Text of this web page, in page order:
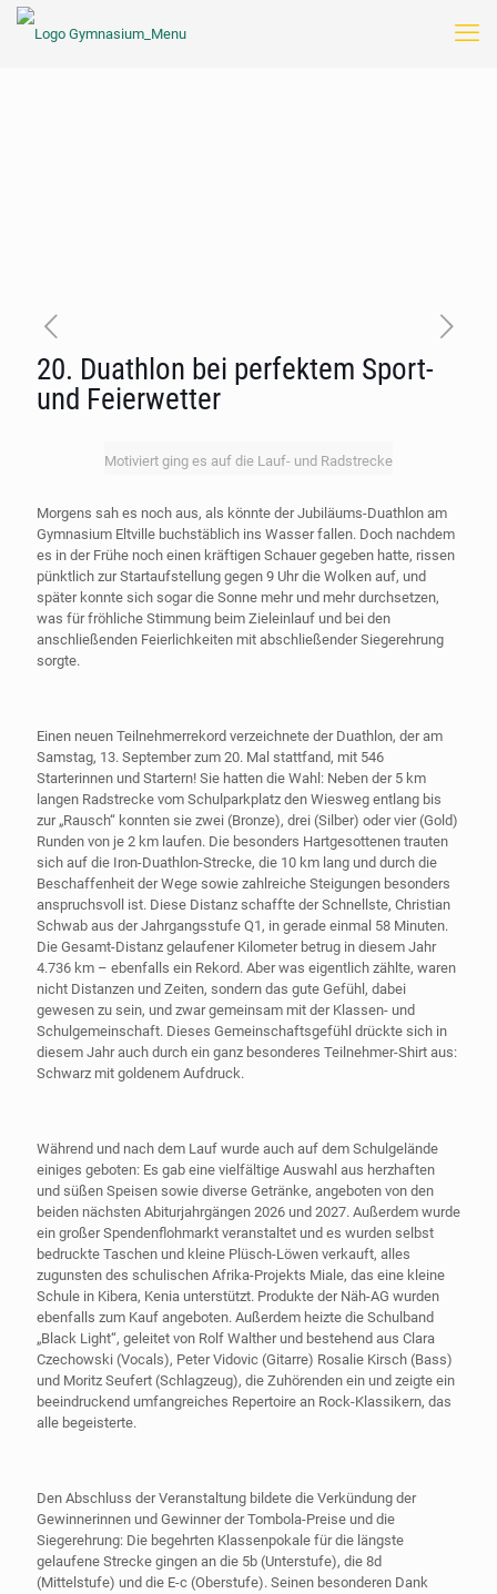
20. Duathlon bei perfektem Sport-
und Feierwetter
Motiviert ging es auf die Lauf- und Radstrecke
Morgens sah es noch aus, als könnte der Jubiläums-Duathlon am
Gymnasium Eltville buchstäblich ins Wasser fallen. Doch nachdem
es in der Frühe noch einen kräftigen Schauer gegeben hatte, rissen
pünktlich zur Startaufstellung gegen 9 Uhr die Wolken auf, und
später konnte sich sogar die Sonne mehr und mehr durchsetzen,
was für fröhliche Stimmung beim Zieleinlauf und bei den
anschließenden Feierlichkeiten mit abschließender Siegerehrung
sorgte.
Einen neuen Teilnehmerrekord verzeichnete der Duathlon, der am
Samstag, 13. September zum 20. Mal stattfand, mit 546
Starterinnen und Startern! Sie hatten die Wahl: Neben der 5 km
langen Radstrecke vom Schulparkplatz den Wiesweg entlang bis
zur „Rausch“ konnten sie zwei (Bronze), drei (Silber) oder vier (Gold)
Runden von je 2 km laufen. Die besonders Hartgesottenen trauten
sich auf die Iron-Duathlon-Strecke, die 10 km lang und durch die
Beschaffenheit der Wege sowie zahlreiche Steigungen besonders
anspruchsvoll ist. Diese Distanz schaffte der Schnellste, Christian
Schwab aus der Jahrgangsstufe Q1, in gerade einmal 58 Minuten.
Die Gesamt-Distanz gelaufener Kilometer betrug in diesem Jahr
4.736 km – ebenfalls ein Rekord. Aber was eigentlich zählte, waren
nicht Distanzen und Zeiten, sondern das gute Gefühl, dabei
gewesen zu sein, und zwar gemeinsam mit der Klassen- und
Schulgemeinschaft. Dieses Gemeinschaftsgefühl drückte sich in
diesem Jahr auch durch ein ganz besonderes Teilnehmer-Shirt aus:
Schwarz mit goldenem Aufdruck.
Während und nach dem Lauf wurde auch auf dem Schulgelände
einiges geboten: Es gab eine vielfältige Auswahl aus herzhaften
und süßen Speisen sowie diverse Getränke, angeboten von den
beiden nächsten Abiturjahrgängen 2026 und 2027. Außerdem wurde
ein großer Spendenflohmarkt veranstaltet und es wurden selbst
bedruckte Taschen und kleine Plüsch-Löwen verkauft, alles
zugunsten des schulischen Afrika-Projekts Miale, das eine kleine
Schule in Kibera, Kenia unterstützt. Produkte der Näh-AG wurden
ebenfalls zum Kauf angeboten. Außerdem heizte die Schulband
„Black Light“, geleitet von Rolf Walther und bestehend aus Clara
Czechowski (Vocals), Peter Vidovic (Gitarre) Rosalie Kirsch (Bass)
und Moritz Seufert (Schlagzeug), die Zuhörenden ein und zeigte ein
beeindruckend umfangreiches Repertoire an Rock-Klassikern, das
alle begeisterte.
Den Abschluss der Veranstaltung bildete die Verkündung der
Gewinnerinnen und Gewinner der Tombola-Preise und die
Siegerehrung: Die begehrten Klassenpokale für die längste
gelaufene Strecke gingen an die 5b (Unterstufe), die 8d
(Mittelstufe) und die E-c (Oberstufe). Seinen besonderen Dank